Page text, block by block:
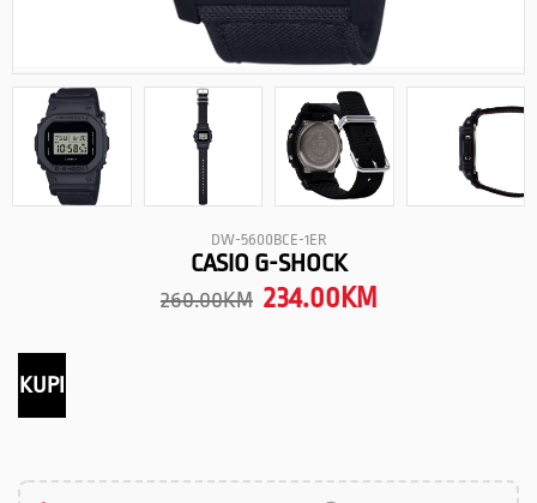
DW-5600BCE-1ER
CASIO G-SHOCK
260.00KM 234.00 KM
KUPI